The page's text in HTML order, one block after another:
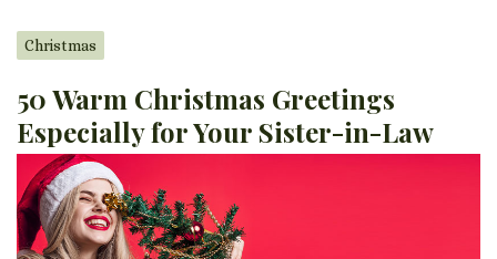
Christmas
50 Warm Christmas Greetings
Especially for Your Sister-in-Law